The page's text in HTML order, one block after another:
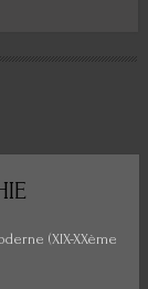
(XIX-XXème